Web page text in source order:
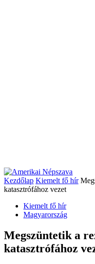
Kezdőlap Kiemelt fő hír
katasztrófához vezet
Kiemelt fő hír
Magyarország
Megszüntetik a
katasztrófához